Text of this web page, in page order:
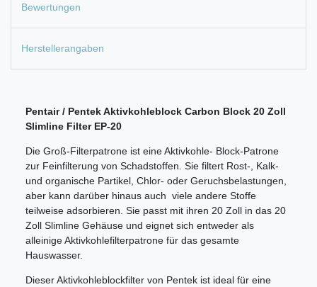
Bewertungen
Herstellerangaben
Pentair / Pentek Aktivkohleblock Carbon Block 20 Zoll
Slimline Filter EP-20
Die Groß-Filterpatrone ist eine Aktivkohle- Block-Patrone
zur Feinfilterung von Schadstoffen. Sie filtert Rost-, Kalk-
und organische Partikel, Chlor- oder Geruchsbelastungen,
aber kann darüber hinaus auch viele andere Stoffe
teilweise adsorbieren. Sie passt mit ihren 20 Zoll in das 20
Zoll Slimline Gehäuse und eignet sich entweder als
alleinige Aktivkohlefilterpatrone für das gesamte
Hauswasser.
Dieser Aktivkohleblockfilter von Pentek ist ideal für eine